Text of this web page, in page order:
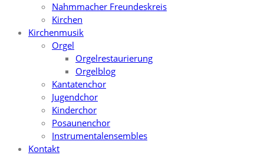
Nahmmacher Freundeskreis
Kirchen
Kirchenmusik
Orgel
Orgelrestaurierung
Orgelblog
Kantatenchor
Jugendchor
Kinderchor
Posaunenchor
Instrumentalensembles
Kontakt